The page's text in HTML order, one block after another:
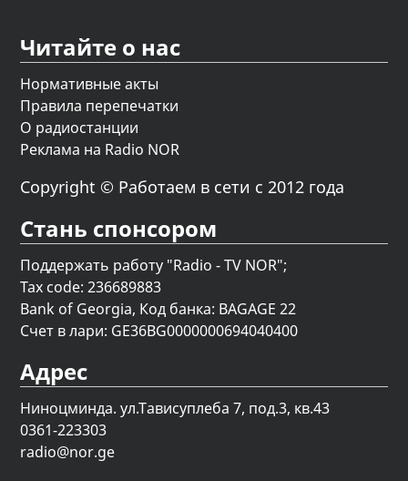
Читайте о нас
Нормативные акты
Правила перепечатки
О радиостанции
Реклама на Radio NOR
Copyright © Работаем в сети с 2012 года
Стань спонсором
Поддержать работу "Radio - TV NOR";
Tax code: 236689883
Bank of Georgia, Код банка: BAGAGE 22
Счет в лари: GE36BG0000000694040400
Адрес
Ниноцминда. ул.Тависуплеба 7, под.3, кв.43
0361-223303
radio@nor.ge